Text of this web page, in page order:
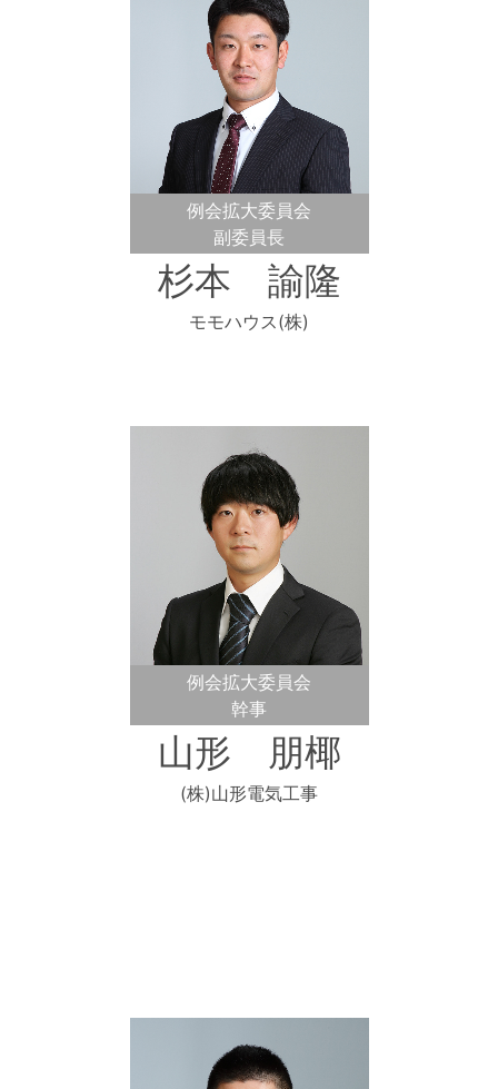
例会拡大委員会
副委員長
杉本 諭隆
モモハウス(株)
例会拡大委員会
幹事
山形 朋椰
(株)山形電気工事